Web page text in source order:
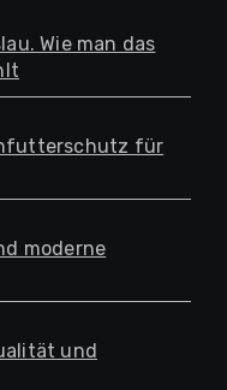
Wie man das
für
moderne
und